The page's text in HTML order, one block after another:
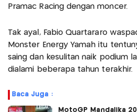
Pramac Racing dengan moncer.
Tak ayal, Fabio Quartararo
Monster Energy Yamah itu
saing dan kesulitan naik podium
dialami beberapa tahun terakhir.
Baca Juga :
MotoGP Mandalika